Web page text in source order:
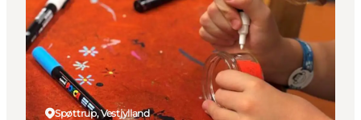
Spøttrup, Vestjylland